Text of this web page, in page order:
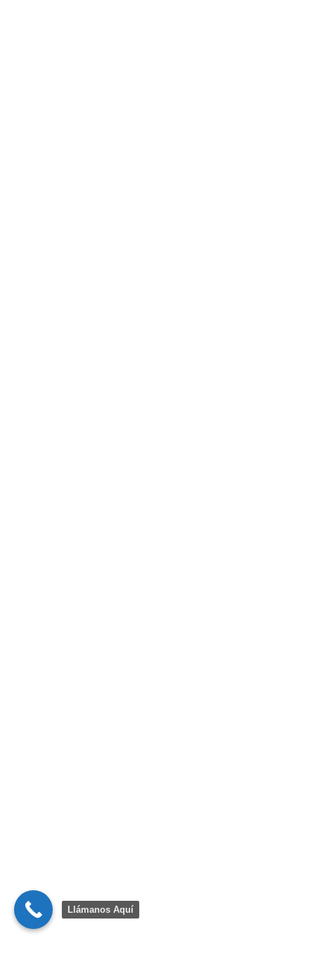
Llámanos Aquí